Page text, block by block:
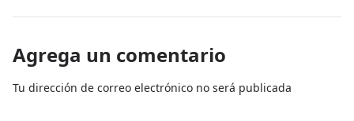
Agrega un comentario
Tu dirección de correo electrónico no será publicada